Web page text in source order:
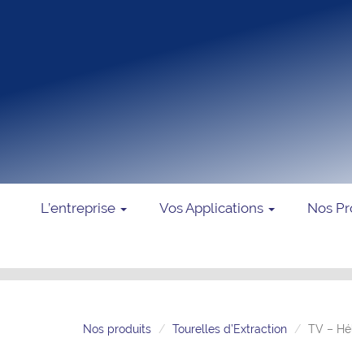
L’entreprise Vos Applications Nos
Nos produits Tourelles d’Extraction TV –